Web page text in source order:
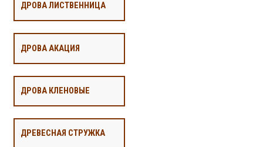
ДРОВА ЛИСТВЕННИЦА
ДРОВА АКАЦИЯ
ДРОВА КЛЕНОВЫЕ
ДРЕВЕСНАЯ СТРУЖКА